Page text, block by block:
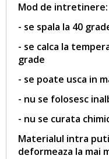
Mod de intretinere:
- se spala la 40
- se calca la
grade
- se poate usca in
- nu se folosesc
- nu se curata
Materialul intra
deformeaza la mai